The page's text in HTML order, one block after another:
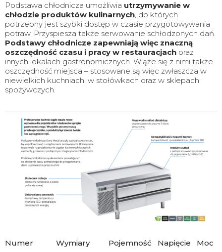
Podstawa chłodnicza umożliwia utrzymywanie w
chłodzie produktów kulinarnych, do których
potrzebny jest szybki dostęp w czasie przygotowywania
potraw. Przyspiesza także serwowanie schłodzonych dań.
Podstawy chłodnicze zapewniają więc znaczną
oszczędność czasu i pracy w restauracjach oraz
innych lokalach gastronomicznych. Wiąże się z nimi także
oszczędność miejsca – stosowane są więc zwłaszcza w
niewielkich kuchniach, w stołówkach oraz w sklepach
spożywczych.
Numer
Wymiary
Pojemność
Napięcie
Moc